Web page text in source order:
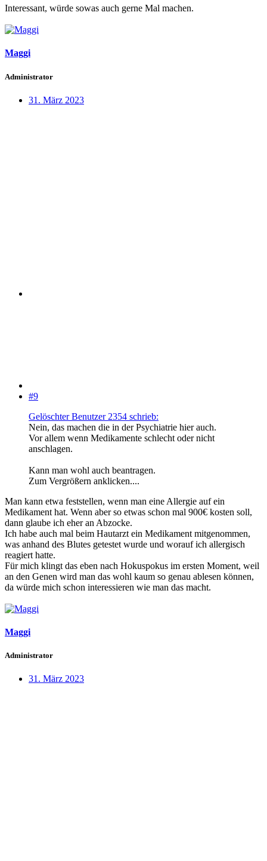
Interessant, würde sowas auch gerne Mal machen.
Maggi
Administrator
31. März 2023
#9
Gelöschter Benutzer 2354 schrieb:
Nein, das machen die in der Psychiatrie hier auch.
Vor allem wenn Medikamente schlecht oder nicht
anschlagen.
Kann man wohl auch beantragen.
Zum Vergrößern anklicken....
Man kann etwa feststellen, wenn man eine Allergie auf ein
Medikament hat. Wenn aber so etwas schon mal 900€ kosten soll,
dann glaube ich eher an Abzocke.
Ich habe auch mal beim Hautarzt ein Medikament mitgenommen,
was anhand des Blutes getestet wurde und worauf ich allergisch
reagiert hatte.
Für mich klingt das eben nach Hokuspokus im ersten Moment, weil
an den Genen wird man das wohl kaum so genau ablesen können,
da würde mich schon interessieren wie man das macht.
Maggi
Administrator
31. März 2023